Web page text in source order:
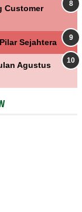
Customer
Sejahtera
Agustus